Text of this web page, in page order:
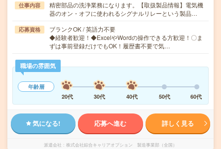
仕事内容
精密部品の洗浄業務になります。【取扱製品情報】電気機
器のオン・オフに使われるシグナルリレーという製品…
応募資格
ブランクOK / 英語力不要
◆経験者歓迎！◆ExcelやWordの操作できる方歓迎！〇ま
ずは事前登録だけでもOK！履歴書不要で気…
職場の雰囲気
年齢層
20代
30代 40代 50代 60代
気になる! 応募へ進む 詳しく見る
派遣会社 株式会社綜合キャリアオプション 製造事業部（全国）